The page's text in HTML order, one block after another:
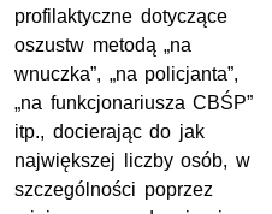
profilaktyczne dotyczące
oszustw metodą „na
wnuczka”, „na policjanta”,
„na funkcjonariuszaCBŚP”
itp., docierając do jak
największej liczby osób, w
szczególności poprzez